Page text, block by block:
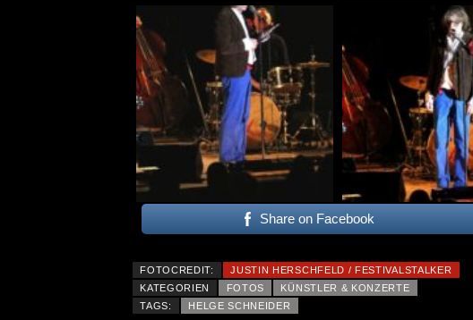
Share on Facebook
FOTOCREDIT:
JUSTIN HERSCHFELD / FESTIVALSTALKER
KATEGORIEN
FOTOS
KÜNSTLER & KONZERTE
TAGS:
HELGE SCHNEIDER